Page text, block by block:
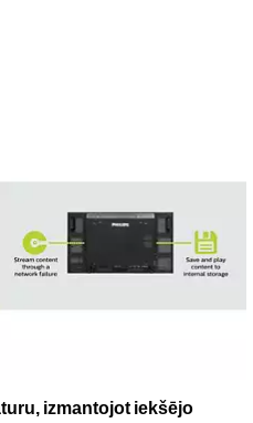
izmantojot iekšējo